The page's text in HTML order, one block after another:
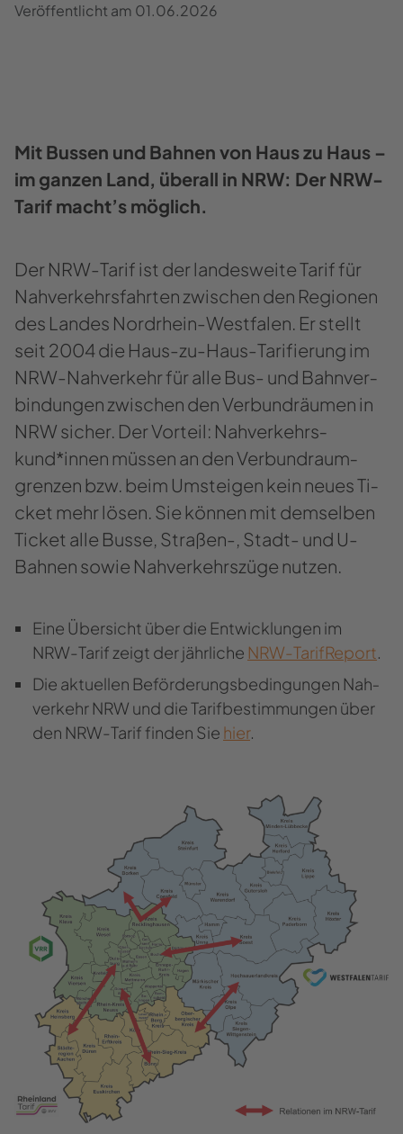
Ver­öf­fent­licht am 01.06.2026
Mit Bus­sen und Bah­nen von Haus zu Haus –
im gan­zen Land, über­all in NRW: Der NRW-​
Tarif macht’s mög­lich.
Der NRW-​Tarif ist der lan­des­wei­te Tarif für
Nah­ver­kehrs­fahr­ten zwi­schen den Re­gio­nen
des Lan­des Nordrhein-​Westfalen. Er stellt
seit 2004 die Haus-​zu-Haus-Tarifierung im
NRW-​Nahverkehr für alle Bus- und Bahn­ver­
bin­dun­gen zwi­schen den Ver­bund­räu­men in
NRW si­cher. Der Vor­teil: Nah­ver­kehrs­
kund*innen müs­sen an den Ver­bund­raum­
gren­zen bzw. beim Um­stei­gen kein neues Ti­
cket mehr lösen. Sie kön­nen mit dem­sel­ben
Ti­cket alle Busse, Straßen-​​, Stadt-​​ und U-​​
Bahnen sowie Nah­ver­kehrs­zü­ge nut­zen.
Eine Über­sicht über die Ent­wick­lun­gen im
NRW-​Tarif zeigt der jähr­li­che NRW-​TarifReport.
Die ak­tu­el­len Be­för­de­rungs­be­din­gun­gen Nah­
ver­kehr NRW und die Ta­rif­be­stim­mun­gen über
den NRW-​Tarif fin­den Sie hier.